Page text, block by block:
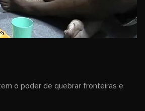
o poder de quebrar fronteiras e